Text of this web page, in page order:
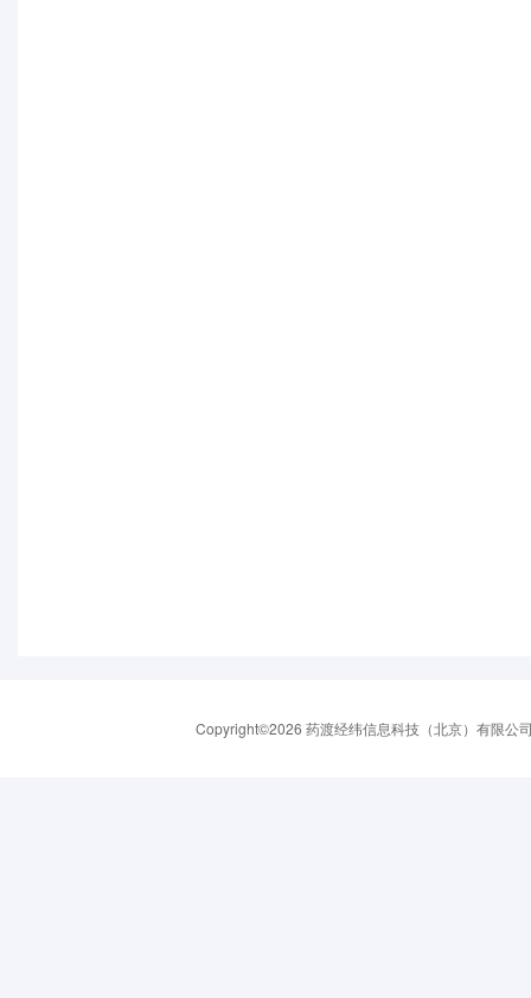
Copyright©2026 药渡经纬信息科技（北京）有限公